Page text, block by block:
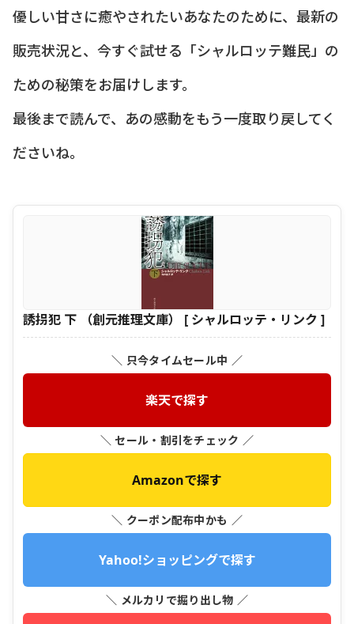
優しい甘さに癒やされたいあなたのために、最新の
販売状況と、今すぐ試せる「シャルロッテ難民」の
ための秘策をお届けします。
最後まで読んで、あの感動をもう一度取り戻してく
ださいね。
誘拐犯 下 （創元推理文庫） [ シャルロッテ・リンク ]
＼ 只今タイムセール中 ／
楽天で探す
＼ セール・割引をチェック ／
Amazonで探す
＼ クーポン配布中かも ／
Yahoo!ショッピングで探す
＼ メルカリで掘り出し物 ／